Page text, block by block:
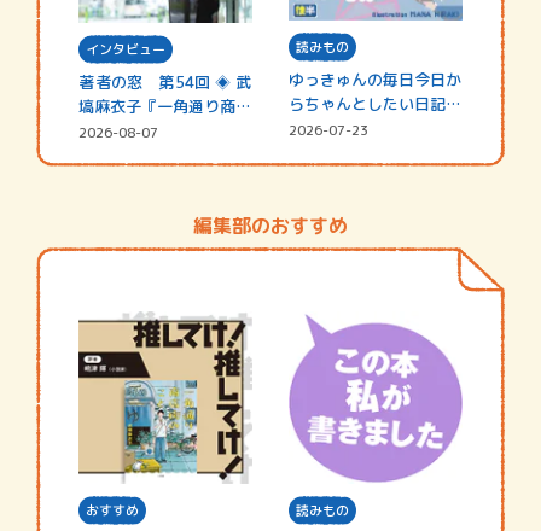
インタビュー
著者の窓 第54回 ◈ 武
塙麻衣子『一角通り商店
街の…
2026-08-07
読みもの
ゆっきゅんの毎日今日か
らちゃんとしたい日記
☆202…
2026-07-23
編集部のおすすめ
おすすめ 読みもの